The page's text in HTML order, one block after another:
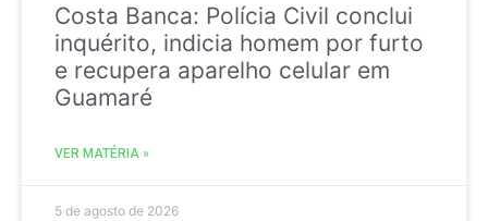
Costa Banca: Polícia Civil conclui
inquérito, indicia homem por furto
e recupera aparelho celular em
Guamaré
VER MATÉRIA »
5 de agosto de 2026